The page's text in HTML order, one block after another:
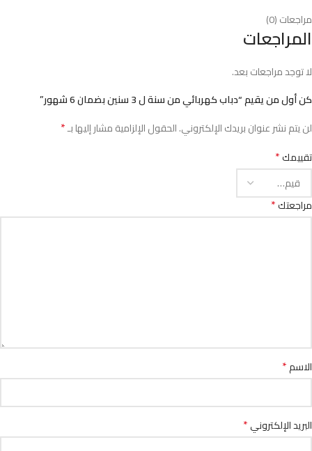
مراجعات (0)
المراجعات
لا توجد مراجعات بعد.
كن أول من يقيم “دباب كهربائي من سنة ل 3 سنين بضمان 6 شهور”
لن يتم نشر عنوان بريدك الإلكتروني.الحقول الإلزامية مشار إليها بـ*
تقييمك*
مراجعتك*
الاسم*
البريد الإلكتروني*